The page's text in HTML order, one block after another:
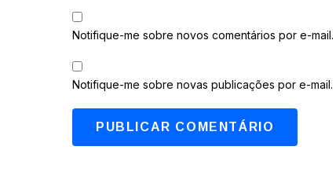
Notifique-me sobre novos comentários por e-mail.
Notifique-me sobre novas publicações por e-mail.